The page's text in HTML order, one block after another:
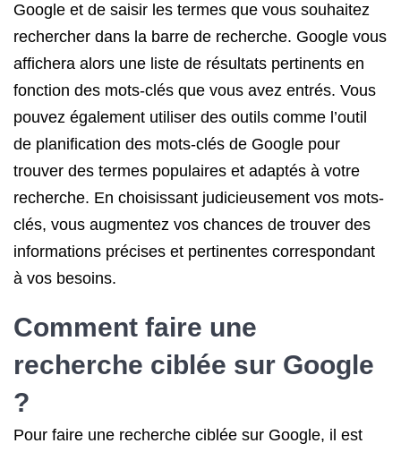
Google et de saisir les termes que vous souhaitez
rechercher dans la barre de recherche. Google vous
affichera alors une liste de résultats pertinents en
fonction des mots-clés que vous avez entrés. Vous
pouvez également utiliser des outils comme l’outil
de planification des mots-clés de Google pour
trouver des termes populaires et adaptés à votre
recherche. En choisissant judicieusement vos mots-
clés, vous augmentez vos chances de trouver des
informations précises et pertinentes correspondant
à vos besoins.
Comment faire une
recherche ciblée sur Google
?
Pour faire une recherche ciblée sur Google, il est